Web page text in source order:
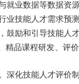
就业数据等数据资
业技能人才需求
励和引导技能人
精品课程研发、评
深化技能人才评